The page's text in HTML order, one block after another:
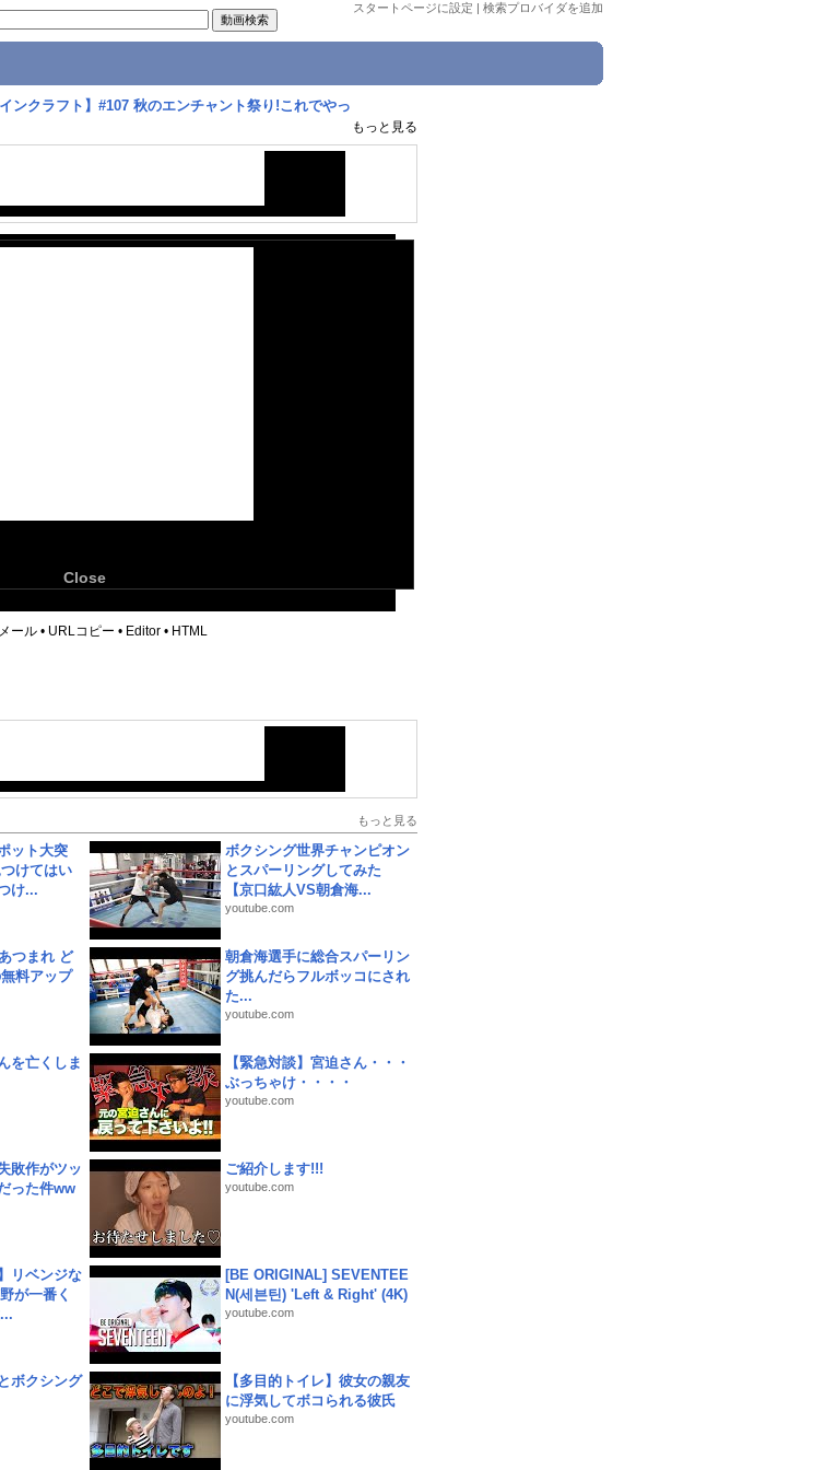
スタートページに設定 | 検索プロバイダを追加
インクラフト】#107 秋のエンチャント祭り!これでやっ
もっと見る
Close
メール • URLコピー • Editor • HTML
もっと見る
ット大突
けてはい
け...
ボクシング世界チャンピオン
とスパーリングしてみた
【京口紘人VS朝倉海...
youtube.com
つまれ ど
料アップ
朝倉海選手に総合スパーリン
グ挑んだらフルボッコにされ
た...
youtube.com
を亡くしま
【緊急対談】宮迫さん・・・
ぶっちゃけ・・・・
youtube.com
敗作がツッ
った件ww
ご紹介します!!!
youtube.com
リベンジな
が一番く
[BE ORIGINAL] SEVENTEE
N(세븐틴) 'Left & Right' (4K)
youtube.com
ボクシング
【多目的トイレ】彼女の親友
に浮気してボコられる彼氏
youtube.com